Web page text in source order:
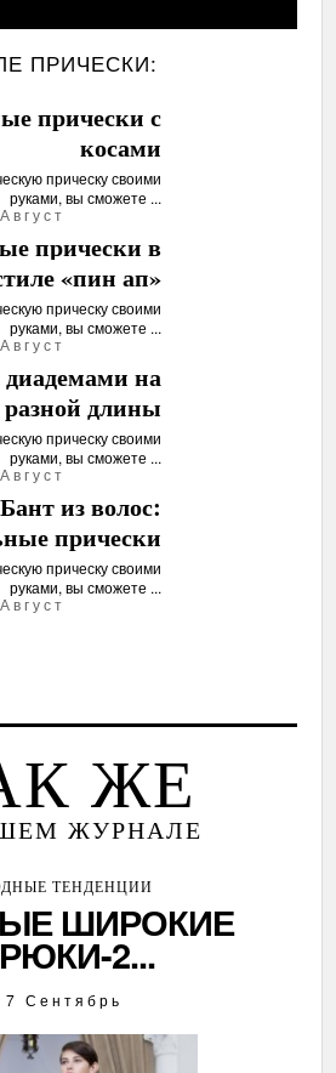
ПРИЧЕСКИ:
косами
прическу своими
руками, вы сможете ...
«пин ап»
прическу своими
руками, вы сможете ...
длины
прическу своими
руками, вы сможете ...
Бант из волос:
прически
прическу своими
руками, вы сможете ...
ЖЕ
ЖУРНАЛЕ
ТЕНДЕНЦИИ
ШИРОКИЕ
2...
7 Сентябрь